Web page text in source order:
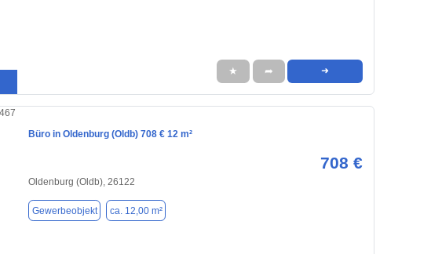
★ ➦ ➜
Büro in Oldenburg (Oldb) 708 € 12 m²
708 €
Oldenburg (Oldb), 26122
Gewerbeobjekt ca. 12,00 m²